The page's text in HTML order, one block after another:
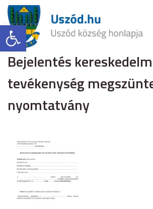
Eszköztár megnyitása
Bejelentés
tevékenység
nyomtatvány